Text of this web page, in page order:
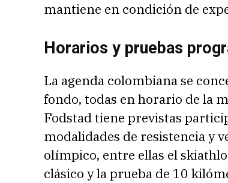
mantiene en condición de
Horarios y pruebas
La agenda colombiana se
fondo, todas en horario de la
Fodstad tiene previstas
modalidades de resistencia y
olímpico, entre ellas el
clásico y la prueba de 10